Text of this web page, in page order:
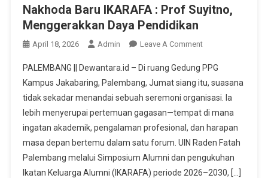
Nakhoda Baru IKARAFA : Prof Suyitno,
Menggerakkan Daya Pendidikan
April 18, 2026 Admin Leave A CommentOn
Baru
IKARAFA
:
Prof
Suyitno,
Menggerakkan
Daya
Pendidikan
PALEMBANG || Dewantara.id – Di ruang Gedung PPG
Kampus Jakabaring, Palembang, Jumat siang itu, suasana
tidak sekadar menandai sebuah seremoni organisasi. Ia
lebih menyerupai pertemuan gagasan—tempat di mana
ingatan akademik, pengalaman profesional, dan harapan
masa depan bertemu dalam satu forum. UIN Raden Fatah
Palembang melalui Simposium Alumni dan pengukuhan
Ikatan Keluarga Alumni (IKARAFA) periode 2026–2030, […]